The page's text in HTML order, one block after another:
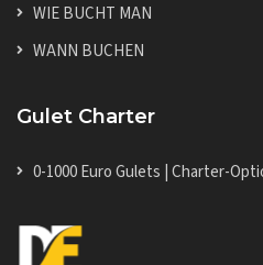
WIE BUCHT MAN
WANN BUCHEN
Gulet Charter
0-1000 Euro Gulets | Charter-